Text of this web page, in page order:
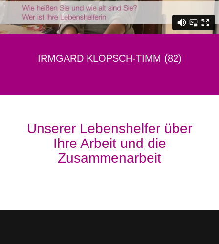
IRMGARD KLOPSCH-TIMM (82)
Unserer Lebenshelfer über
Ihre Arbeit und die
Zusammenarbeit